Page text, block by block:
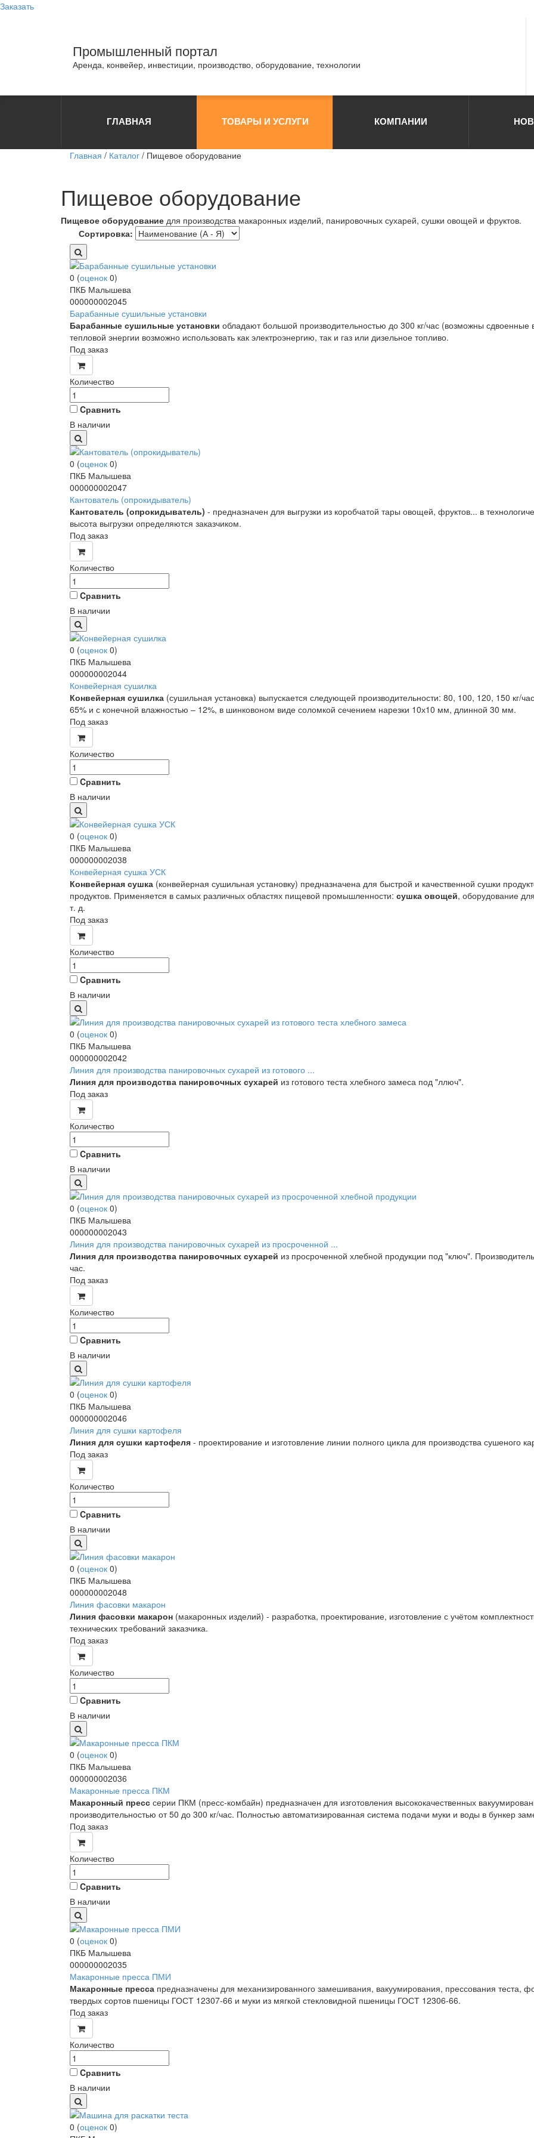
Заказать
Промышленный портал
Аренда, конвейер, инвестиции, производство, оборудование, технологии
ГЛАВНАЯ ТОВАРЫ И УСЛУГИ КОМПАНИИ
Главная / Каталог / Пищевое оборудование
Пищевое оборудование
Пищевое оборудование для производства макаронных изделий, панировочных сухарей, сушки овощей и фруктов.
Сортировка:
0 (оценок 0)
ПКБ Малышева
000000002045
Барабанные сушильные установки
Барабанные сушильные установки обладают большой производительностью до 300 кг/час (возможны сдвоенные
тепловой энергии возможно использовать как электроэнергию, так и газ или дизельное топливо.
Под заказ
Количество
Cравнить
В наличии
0 (оценок 0)
ПКБ Малышева
000000002047
Кантователь (опрокидыватель)
Кантователь (опрокидыватель) - предназначен для выгрузки из коробчатой тары овощей, фруктов... в
высота выгрузки определяются заказчиком.
Под заказ
Количество
Cравнить
В наличии
0 (оценок 0)
ПКБ Малышева
000000002044
Конвейерная сушилка
Конвейерная сушилка (сушильная установка) выпускается следующей производительности: 80, 100, 120, 150 кг/
65% и с конечной влажностью – 12%, в шинковоном виде соломкой сечением нарезки 10х10 мм, длинной 30 мм.
Под заказ
Количество
Cравнить
В наличии
0 (оценок 0)
ПКБ Малышева
000000002038
Конвейерная сушка УСК
Конвейерная сушка (конвейерная сушильная установку) предназначена для быстрой и качественной сушки
продуктов. Применяется в самых различных областях пищевой промышленности: сушка овощей, оборудование
т. д.
Под заказ
Количество
Cравнить
В наличии
0 (оценок 0)
ПКБ Малышева
000000002042
Линия для производства панировочных сухарей из готового ...
Линия для производства панировочных сухарей из готового теста хлебного замеса под "ллюч".
Под заказ
Количество
Cравнить
В наличии
0 (оценок 0)
ПКБ Малышева
000000002043
Линия для производства панировочных сухарей из просроченной ...
Линия для производства панировочных сухарей из просроченной хлебной продукции под "ключ".
час.
Под заказ
Количество
Cравнить
В наличии
0 (оценок 0)
ПКБ Малышева
000000002046
Линия для сушки картофеля
Линия для сушки картофеля - проектирование и изготовление линии полного цикла для производства сушеного
Под заказ
Количество
Cравнить
В наличии
0 (оценок 0)
ПКБ Малышева
000000002048
Линия фасовки макарон
Линия фасовки макарон (макаронных изделий) - разработка, проектирование, изготовление с учётом
технических требований заказчика.
Под заказ
Количество
Cравнить
В наличии
0 (оценок 0)
ПКБ Малышева
000000002036
Макаронные пресса ПКМ
Макаронный пресс серии ПКМ (пресс-комбайн) предназначен для изготовления высококачественных
производительностью от 50 до 300 кг/час. Полностью автоматизированная система подачи муки и воды в бункер
Под заказ
Количество
Cравнить
В наличии
0 (оценок 0)
ПКБ Малышева
000000002035
Макаронные пресса ПМИ
Макаронные пресса предназначены для механизированного замешивания, вакуумирования, прессования теста,
твердых сортов пшеницы ГОСТ 12307-66 и муки из мягкой стекловидной пшеницы ГОСТ 12306-66.
Под заказ
Количество
Cравнить
В наличии
0 (оценок 0)